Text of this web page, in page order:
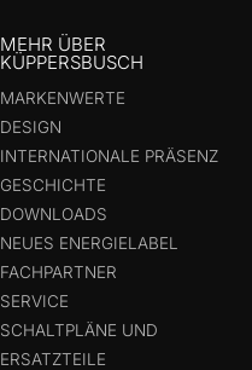
MEHR ÜBER
KÜPPERSBUSCH
MARKENWERTE
DESIGN
INTERNATIONALE PRÄSENZ
GESCHICHTE
DOWNLOADS
NEUES ENERGIELABEL
FACHPARTNER
SERVICE
SCHALTPLÄNE UND
ERSATZTEILE